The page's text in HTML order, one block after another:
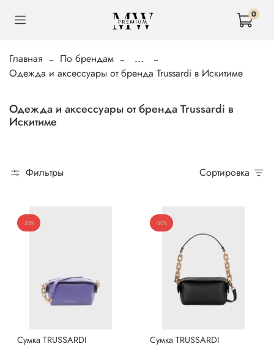
0
Главная По брендам
...
Одежда и аксессуары от бренда Trussardi в Искитиме
Одежда и аксессуары от бренда Trussardi в
Искитиме
Фильтры Сортировка
-30%
Сумка TRUSSARDI
-30%
Сумка TRUSSARDI